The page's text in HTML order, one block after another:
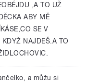
,A TO UŽ
ABY MĚ
SE V
NAJDEŠ.A TO
a můžu si